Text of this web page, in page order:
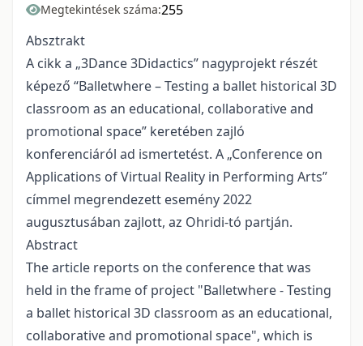
Megtekintések száma:255
Absztrakt
A cikk a „3Dance 3Didactics” nagyprojekt részét
képező “Balletwhere – Testing a ballet historical 3D
classroom as an educational, collaborative and
promotional space” keretében zajló
konferenciáról ad ismertetést. A „Conference on
Applications of Virtual Reality in Performing Arts”
címmel megrendezett esemény 2022
augusztusában zajlott, az Ohridi-tó partján.
Abstract
The article reports on the conference that was
held in the frame of project "Balletwhere - Testing
a ballet historical 3D classroom as an educational,
collaborative and promotional space", which is